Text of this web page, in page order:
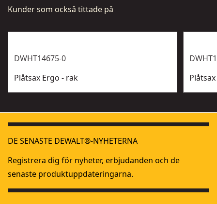
Kunder som också tittade på
DWHT14675-0
Plåtsax Ergo - rak
DE SENASTE DEWALT®-NYHETERNA
Registrera dig för nyheter, erbjudanden och de
senaste produktuppdateringarna.